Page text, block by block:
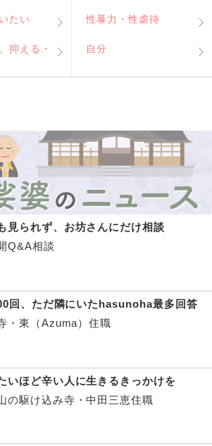
たい 性暴力・性虐待
抑える・
自分
見られず、お坊さんにだけ相談
Q&A相談
回、ただ隣にいたhasunoha最多回答
・東（Azuma）住職
いほど辛い人に生きるきっかけを
の駆け込み寺・中田三恵住職